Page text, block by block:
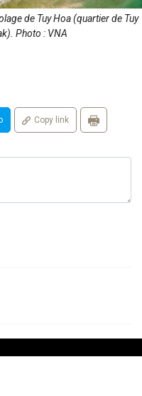
de Tuy Hoa (quartier de Tuy
Photo : VNA
Copy link